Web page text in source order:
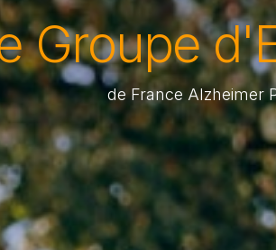
Groupe
de France Alzheimer